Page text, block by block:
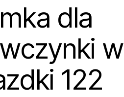
dla
w
122